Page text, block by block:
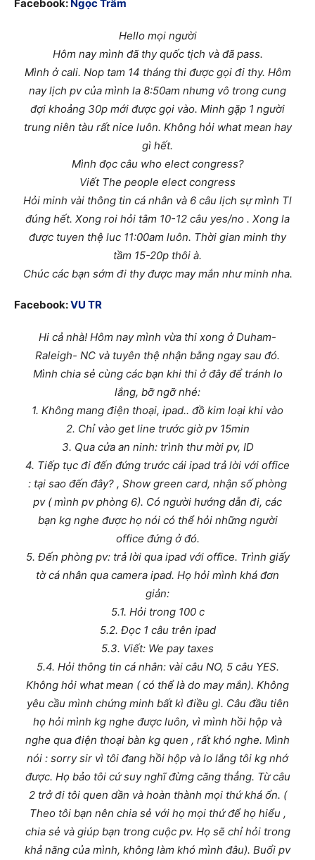
Facebook: Ngọc Trâm
Hello mọi người
Hôm nay mình đã thy quốc tịch và đã pass.
Mình ở cali. Nop tam 14 tháng thi được gọi đi thy. Hôm
nay lịch pv của mình la 8:50am nhưng vô trong cung
đợi khoảng 30p mới được gọi vào. Minh gặp 1 người
trung niên tàu rất nice luôn. Không hỏi what mean hay
gì hết.
Mình đọc câu who elect congress?
Viết The people elect congress
Hỏi minh vài thông tin cá nhân và 6 câu lịch sự mình Tl
đúng hết. Xong roi hỏi tâm 10-12 câu yes/no . Xong la
được tuyen thệ luc 11:00am luôn. Thời gian minh thy
tầm 15-20p thôi à.
Chúc các bạn sớm đi thy được may mắn như minh nha.
Facebook:VU TR
Hi cả nhà! Hôm nay mình vừa thi xong ở Duham-
Raleigh- NC và tuyên thệ nhận bằng ngay sau đó.
Mình chia sẻ cùng các bạn khi thi ở đây để tránh lo
lắng, bỡ ngỡ nhé:
1. Không mang điện thoại, ipad.. đồ kim loại khi vào
2. Chỉ vào get line trước giờ pv 15min
3. Qua cửa an ninh: trình thư mời pv, ID
4. Tiếp tục đi đến đứng trước cái ipad trả lời với office
: tại sao đến đây? , Show green card, nhận số phòng
pv ( mình pv phòng 6). Có người hướng dẫn đi, các
bạn kg nghe được họ nói có thể hỏi những người
office đứng ở đó.
5. Đến phòng pv: trả lời qua ipad với office. Trình giấy
tờ cá nhân qua camera ipad. Họ hỏi mình khá đơn
giản:
5.1. Hỏi trong 100 c
5.2. Đọc 1 câu trên ipad
5.3. Viết: We pay taxes
5.4. Hỏi thông tin cá nhân: vài câu NO, 5 câu YES.
Không hỏi what mean ( có thể là do may mắn). Không
yêu cầu mình chứng minh bất kì điều gì. Câu đầu tiên
họ hỏi mình kg nghe được luôn, vì mình hồi hộp và
nghe qua điện thoại bàn kg quen , rất khó nghe. Mình
nói : sorry sir vì tôi đang hồi hộp và lo lắng tôi kg nhớ
được. Họ bảo tôi cứ suy nghĩ đừng căng thẳng. Từ câu
2 trở đi tôi quen dần và hoàn thành mọi thứ khá ổn. (
Theo tôi bạn nên chia sẻ với họ mọi thứ để họ hiểu ,
chia sẻ và giúp bạn trong cuộc pv. Họ sẽ chỉ hỏi trong
khả năng của mình, không làm khó mình đâu). Buổi pv